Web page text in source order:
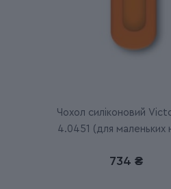
Чохол силіконовий
4.0451 (для маленьких
734 ₴